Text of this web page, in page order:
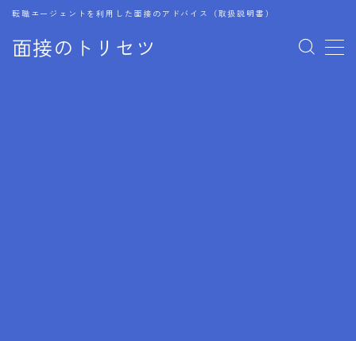
面接のトリセツ
転職エージェントを利用した面接のアドバイス（取扱説明書）
MENU